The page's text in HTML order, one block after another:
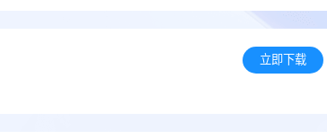
立即下载